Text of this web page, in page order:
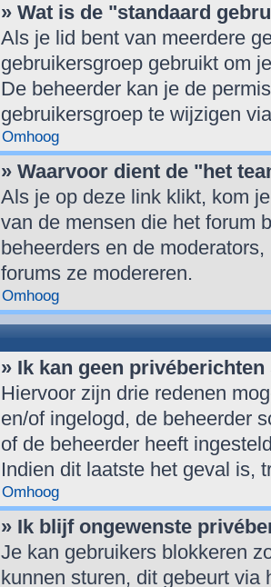
» Wat is de "standaard
Als je lid bent van meerdere
gebruikersgroep gebruikt om
De beheerder kan je de
gebruikersgroep te wijzigen
Omhoog
» Waarvoor dient de "het
Als je op deze link klikt, kom
van de mensen die het forum
beheerders en de
forums ze modereren.
Omhoog
» Ik kan geen
Hiervoor zijn drie redenen
en/of ingelogd, de beheerder
of de beheerder heeft
Indien dit laatste het geval is,
Omhoog
» Ik blijf ongewenste
Je kan gebruikers blokkeren
kunnen sturen, dit gebeurt via